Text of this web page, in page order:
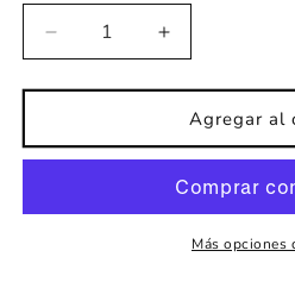
Reducir
cantidad
para
infantil
Coche
run
Aumentar
cantidad
para
Lámina
infantil
Coche
run
run
Agregar al
Más opciones